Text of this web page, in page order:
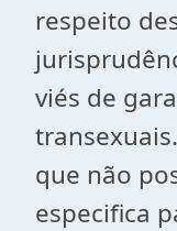
respeito
viés de
que não
especifica